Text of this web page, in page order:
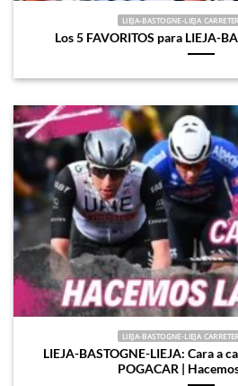
LIEJA-BASTOGNE-LIEJA
Los 5 FAVORITOS para LIEJA-
LIEJA-BASTOGNE-LIEJA
LIEJA-BASTOGNE-LIEJA: Cara a
POGACAR |